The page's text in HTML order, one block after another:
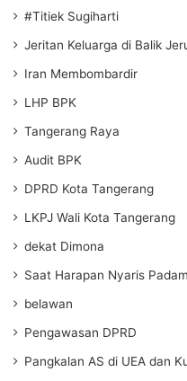
#Titiek Sugiharti
Jeritan Keluarga di Balik
Iran Membombardir
LHP BPK
Tangerang Raya
Audit BPK
DPRD Kota Tangerang
LKPJ Wali Kota Tangerang
dekat Dimona
Saat Harapan Nyaris Padam
belawan
Pengawasan DPRD
Pangkalan AS di UEA dan